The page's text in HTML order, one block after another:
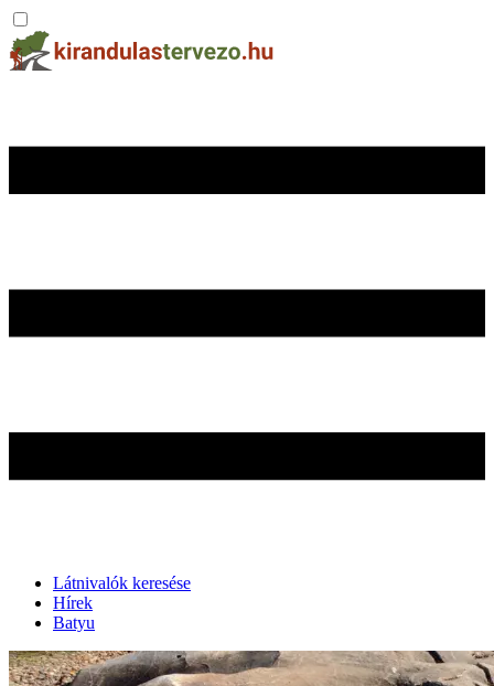
Látnivalók keresése
Hírek
Batyu